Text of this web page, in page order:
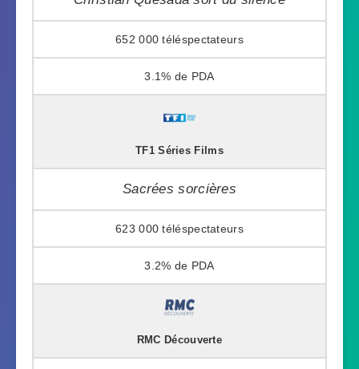
652 000
3.1%
TF1 Séries Films
Sacrées sorcières
623 000
3.2%
RMC Découverte